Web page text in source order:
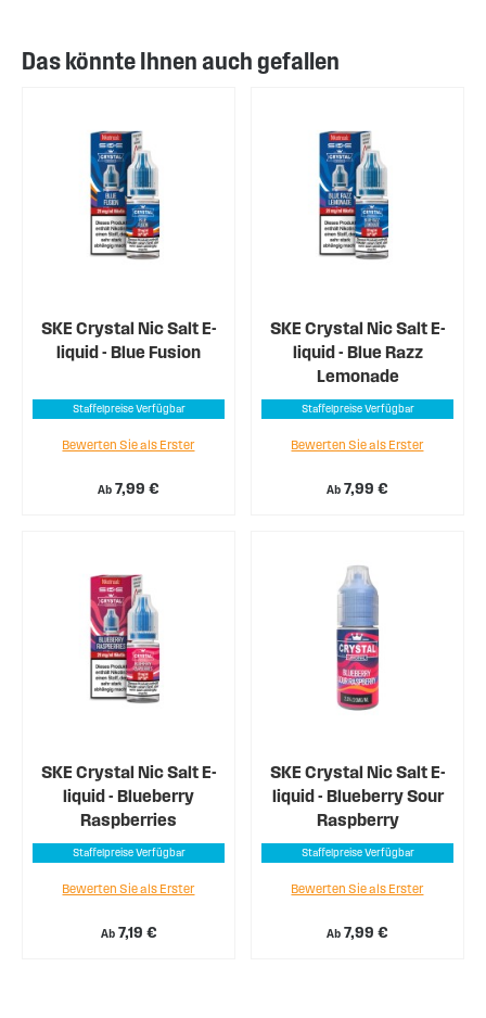
Das könnte Ihnen auch gefallen
SKE Crystal Nic Salt E-
liquid - Blue Fusion
Staffelpreise Verfügbar
Ab 7,99 €
Bewerten Sie als Erster
SKE Crystal Nic Salt E-
liquid - Blue Razz
Lemonade
Staffelpreise Verfügbar
Ab 7,99 €
Bewerten Sie als Erster
SKE Crystal Nic Salt E-
liquid - Blueberry
Raspberries
Staffelpreise Verfügbar
Ab 7,19 €
Bewerten Sie als Erster
SKE Crystal Nic Salt E-
liquid - Blueberry Sour
Raspberry
Staffelpreise Verfügbar
Ab 7,99 €
Bewerten Sie als Erster